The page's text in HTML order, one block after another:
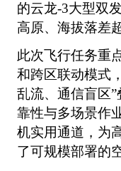
的云龙-3大型双
高原、海拔落差
此次飞行任务重
和跨区联动模式
乱流、通信盲区
靠性与多场景作
机实用通道，为
了可规模部署的